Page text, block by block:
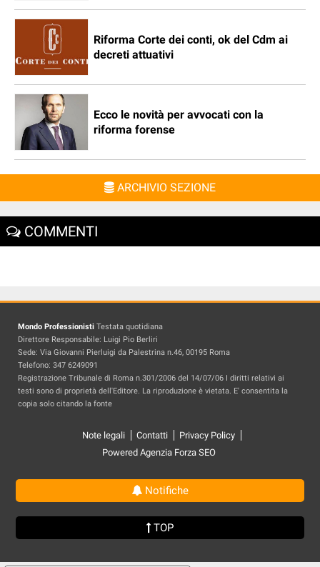
Riforma Corte dei conti, ok del Cdm ai
decreti attuativi
Ecco le novità per avvocati con la
riforma forense
ARCHIVIO SEZIONE
COMMENTI
Mondo Professionisti Testata quotidiana
Direttore Responsabile: Luigi Pio Berliri
Sede: Via Giovanni Pierluigi da Palestrina n.46, 00195 Roma
Telefono: 347 6249091
Registrazione Tribunale di Roma n.301/2006 del 14/07/06 I diritti relativi ai
testi sono di proprietà dell'Editore. La riproduzione è vietata. E' consentita la
copia solo citando la fonte
Note legali Contatti
Privacy Policy
Powered Agenzia Forza SEO
Notifiche
TOP